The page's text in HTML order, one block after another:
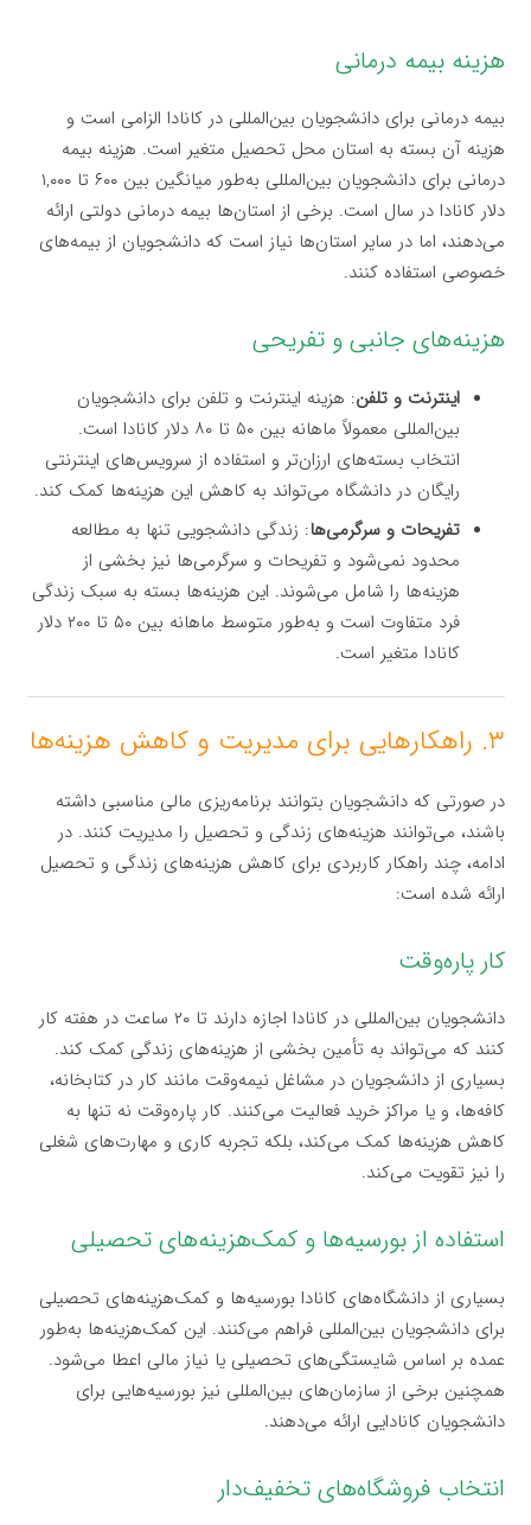
هزینه بیمه درمانی
بیمه درمانی برای دانشجویان بین‌المللی در کانادا الزامی است و
هزینه آن بسته به استان محل تحصیل متغیر است. هزینه بیمه
درمانی برای دانشجویان بین‌المللی به‌طور میانگین بین ۶۰۰ تا ۱,۰۰۰
دلار کانادا در سال است. برخی از استان‌ها بیمه درمانی دولتی ارائه
می‌دهند، اما در سایر استان‌ها نیاز است که دانشجویان از بیمه‌های
خصوصی استفاده کنند.
هزینه‌های جانبی و تفریحی
اینترنت و تلفن: هزینه اینترنت و تلفن برای دانشجویان
بین‌المللی معمولاً ماهانه بین ۵۰ تا ۸۰ دلار کانادا است.
انتخاب بسته‌های ارزان‌تر و استفاده از سرویس‌های اینترنتی
رایگان در دانشگاه می‌تواند به کاهش این هزینه‌ها کمک کند.
تفریحات و سرگرمی‌ها: زندگی دانشجویی تنها به مطالعه
محدود نمی‌شود و تفریحات و سرگرمی‌ها نیز بخشی از
هزینه‌ها را شامل می‌شوند. این هزینه‌ها بسته به سبک زندگی
فرد متفاوت است و به‌طور متوسط ماهانه بین ۵۰ تا ۲۰۰ دلار
کانادا متغیر است.
۳. راهکارهایی برای مدیریت و کاهش هزینه‌ها
در صورتی که دانشجویان بتوانند برنامه‌ریزی مالی مناسبی داشته
باشند، می‌توانند هزینه‌های زندگی و تحصیل را مدیریت کنند. در
ادامه، چند راهکار کاربردی برای کاهش هزینه‌های زندگی و تحصیل
ارائه شده است:
کار پاره‌وقت
دانشجویان بین‌المللی در کانادا اجازه دارند تا ۲۰ ساعت در هفته کار
کنند که می‌تواند به تأمین بخشی از هزینه‌های زندگی کمک کند.
بسیاری از دانشجویان در مشاغل نیمه‌وقت مانند کار در کتابخانه،
کافه‌ها، و یا مراکز خرید فعالیت می‌کنند. کار پاره‌وقت نه تنها به
کاهش هزینه‌ها کمک می‌کند، بلکه تجربه کاری و مهارت‌های شغلی
را نیز تقویت می‌کند.
استفاده از بورسیه‌ها و کمک‌هزینه‌های تحصیلی
بسیاری از دانشگاه‌های کانادا بورسیه‌ها و کمک‌هزینه‌های تحصیلی
برای دانشجویان بین‌المللی فراهم می‌کنند. این کمک‌هزینه‌ها به‌طور
عمده بر اساس شایستگی‌های تحصیلی یا نیاز مالی اعطا می‌شود.
همچنین برخی از سازمان‌های بین‌المللی نیز بورسیه‌هایی برای
دانشجویان کانادایی ارائه می‌دهند.
انتخاب فروشگاه‌های تخفیف‌دار